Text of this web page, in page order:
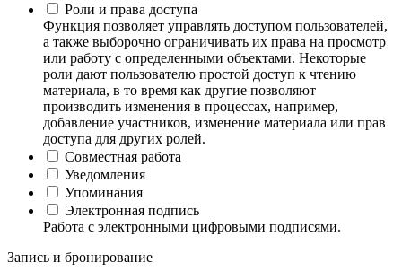
Роли и права доступа
Функция позволяет управлять доступом пользователей,
а также выборочно ограничивать их права на просмотр
или работу с определенными объектами. Некоторые
роли дают пользователю простой доступ к чтению
материала, в то время как другие позволяют
производить изменения в процессах, например,
добавление участников, изменение материала или прав
доступа для других ролей.
Совместная работа
Уведомления
Упоминания
Электронная подпись
Работа с электронными цифровыми подписями.
Запись и бронирование